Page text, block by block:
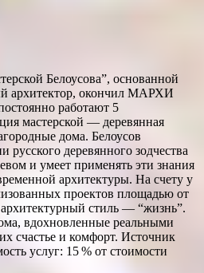
Белоусова”, основанной
архитектор, окончил МАРХИ
работают 5
мастерской — деревянная
дома. Белоусов
русского деревянного зодчества
и умеет применять эти знания
архитектуры. На счету у
проектов площадью от
стиль — “жизнь”.
вдохновленные реальными
счастье и комфорт. Источник
услуг: 15 % от стоимости